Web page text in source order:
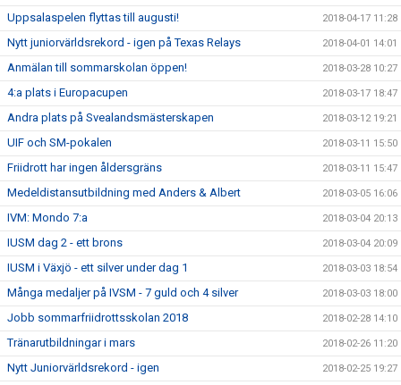
Uppsalaspelen flyttas till augusti! 2018-04-17 11:28
Nytt juniorvärldsrekord - igen på Texas Relays 2018-04-01 14:01
Anmälan till sommarskolan öppen! 2018-03-28 10:27
4:a plats i Europacupen 2018-03-17 18:47
Andra plats på Svealandsmästerskapen 2018-03-12 19:21
UIF och SM-pokalen 2018-03-11 15:50
Friidrott har ingen åldersgräns 2018-03-11 15:47
Medeldistansutbildning med Anders & Albert 2018-03-05 16:06
IVM: Mondo 7:a 2018-03-04 20:13
IUSM dag 2 - ett brons 2018-03-04 20:09
IUSM i Växjö - ett silver under dag 1 2018-03-03 18:54
Många medaljer på IVSM - 7 guld och 4 silver 2018-03-03 18:00
Jobb sommarfriidrottsskolan 2018 2018-02-28 14:10
Tränarutbildningar i mars 2018-02-26 11:20
Nytt Juniorvärldsrekord - igen 2018-02-25 19:27